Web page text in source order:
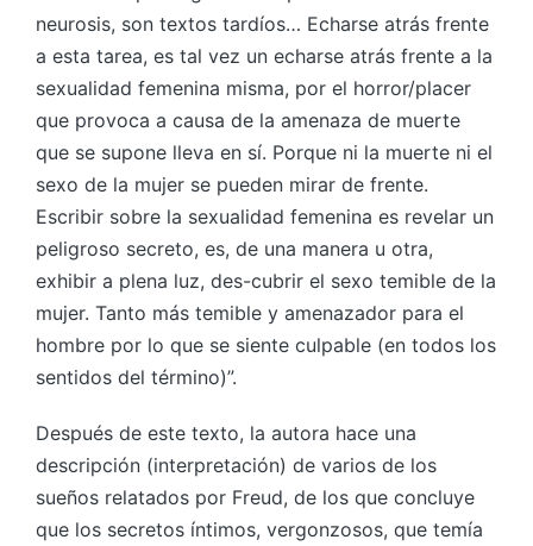
neurosis, son textos tardíos… Echarse atrás frente
a esta tarea, es tal vez un echarse atrás frente a la
sexualidad femenina misma, por el horror/placer
que provoca a causa de la amenaza de muerte
que se supone lleva en sí. Porque ni la muerte ni el
sexo de la mujer se pueden mirar de frente.
Escribir sobre la sexualidad femenina es revelar un
peligroso secreto, es, de una manera u otra,
exhibir a plena luz, des-cubrir el sexo temible de la
mujer. Tanto más temible y amenazador para el
hombre por lo que se siente culpable (en todos los
sentidos del término)”.
Después de este texto, la autora hace una
descripción (interpretación) de varios de los
sueños relatados por Freud, de los que concluye
que los secretos íntimos, vergonzosos, que temía